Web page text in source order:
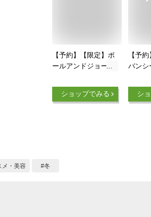
【予約】【限定】ポ
ールアンドジョー
ション 2025【001・
002】選べる2種類
ショップでみる
【予
バン
フ・
シ
メ・美容 冬